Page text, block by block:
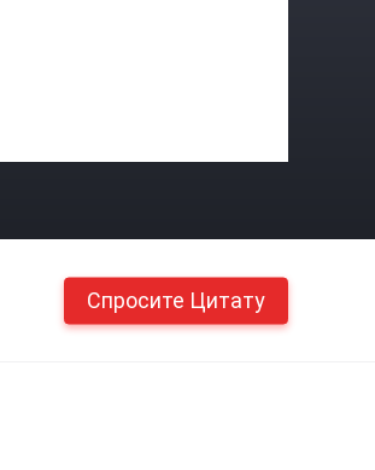
Спросите Цитату